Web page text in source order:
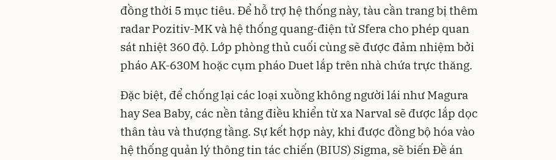
đồng thời 5 mục tiêu. Để hỗ trợ hệ thống này, tàu cần trang bị thêm
radar Pozitiv-MK và hệ thống quang-điện tử Sfera cho phép quan
sát nhiệt 360 độ. Lớp phòng thủ cuối cùng sẽ được đảm nhiệm bởi
pháo AK-630M hoặc cụm pháo Duet lắp trên nhà chứa trực thăng.
Đặc biệt, để chống lại các loại xuồng không người lái như Magura
hay Sea Baby, các nền tảng điều khiển từ xa Narval sẽ được lắp dọc
thân tàu và thượng tầng. Sự kết hợp này, khi được đồng bộ hóa vào
hệ thống quản lý thông tin tác chiến (BIUS) Sigma, sẽ biến Đề án